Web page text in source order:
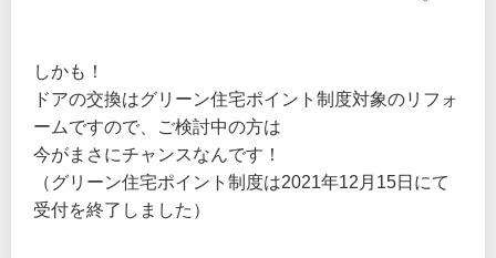
しかも！
ドアの交換はグリーン住宅ポイント制度対象のリフォ
ームですので、ご検討中の方は
今がまさにチャンスなんです！
（グリーン住宅ポイント制度は2021年12月15日にて
受付を終了しました）